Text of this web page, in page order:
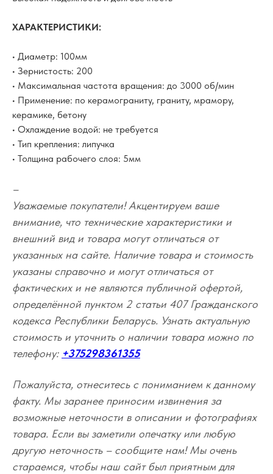
ХАРАКТЕРИСТИКИ:
• Диаметр: 100мм
• Зернистость: 200
• Максимальная частота вращения: до 3000 об/мин
• Применение: по керамограниту, граниту, мрамору,
керамике, бетону
• Охлаждение водой: не требуется
• Тип крепления: липучка
• Толщина рабочего слоя: 5мм
–
Уважаемые покупатели! Акцентируем ваше
внимание, что технические характеристики и
внешний вид и товара могут отличаться от
указанных на сайте. Наличие товара и стоимость
указаны справочно и могут отличаться от
фактических и не являются публичной офертой,
определённой пунктом 2 статьи 407 Гражданского
кодекса Республики Беларусь. Узнать актуальную
стоимость и уточнить о наличии товара можно по
телефону: +375298361355
Пожалуйста, отнеситесь с пониманием к данному
факту. Мы заранее приносим извинения за
возможные неточности в описании и фотографиях
товара. Если вы заметили опечатку или любую
другую неточность – сообщите нам! Мы очень
стараемся, чтобы наш сайт был приятным для